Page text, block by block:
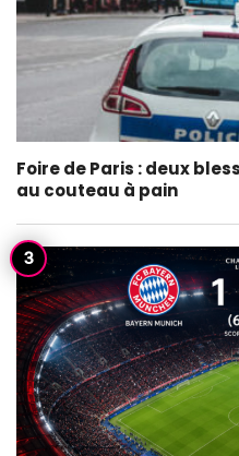
Foire de Paris : deux
au couteau à pain